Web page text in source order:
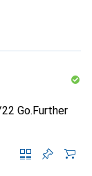
Go.Further